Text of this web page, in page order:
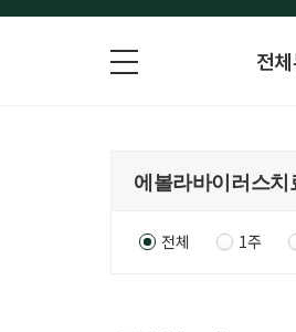
전
전체 1주